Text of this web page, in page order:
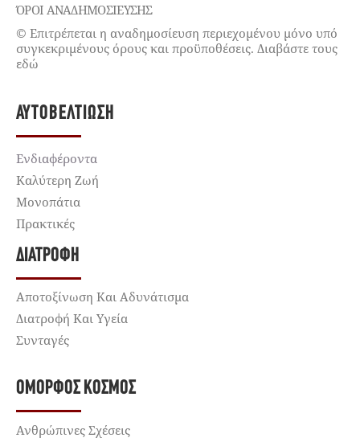
ΌΡΟΙ ΑΝΑΔΗΜΟΣΙΕΥΣΗΣ
© Επιτρέπεται η αναδημοσίευση περιεχομένου μόνο υπό
συγκεκριμένους όρους και προϋποθέσεις. Διαβάστε τους
εδώ
ΑΥΤΟΒΕΛΤΊΩΣΗ
Ενδιαφέροντα
Καλύτερη Ζωή
Μονοπάτια
Πρακτικές
ΔΙΑΤΡΟΦΉ
Αποτοξίνωση Και Αδυνάτισμα
Διατροφή Και Υγεία
Συνταγές
ΌΜΟΡΦΟΣ ΚΌΣΜΟΣ
Ανθρώπινες Σχέσεις